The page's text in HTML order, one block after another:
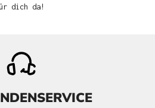
dich da!